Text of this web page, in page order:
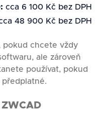
cca 6 100 Kč bez DPH
48 900 Kč bez DPH
pokud chcete vždy
ale zároveň
používat, pokud